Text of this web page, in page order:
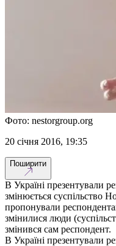
Фото: nestorgroup.org
20 січня 2016, 19:35
Поширити
В Україні презентували
змінюється суспільство
пропонували
змінилися люди
змінився сам респондент.
В Україні презентували